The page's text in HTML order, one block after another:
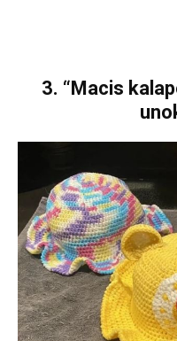
3. “Macis